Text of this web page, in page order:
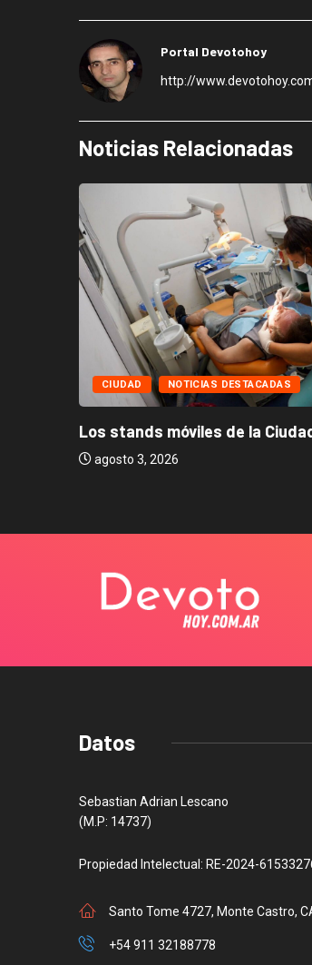
Portal Devotohoy
http://
Noticias Relacionadas
CIUDAD NOTICIAS DESTACADAS
Los stands móviles de la
agosto 3, 2026
Datos
Sebastian Adrian Lescano
(M.P: 14737)
Propiedad Intelectual: RE-2024-
Santo Tome 4727, Monte Castro,
+54 911 32188778